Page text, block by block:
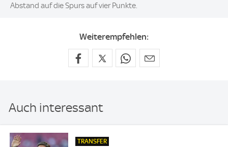
Abstand auf die Spurs auf vier Punkte.
Weiterempfehlen:
Auch interessant
TRANSFER